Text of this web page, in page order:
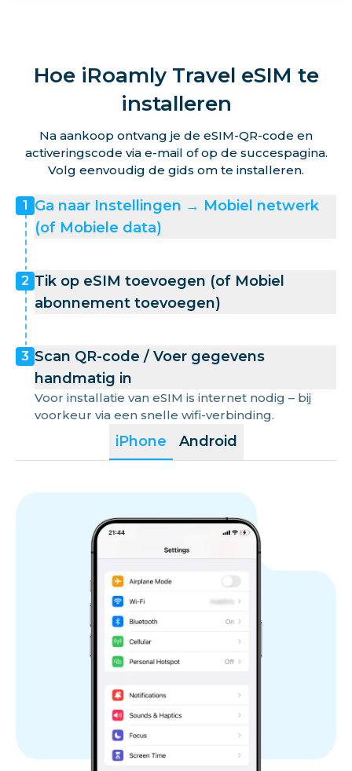
Hoe iRoamly Travel eSIM te
installeren
Na aankoop ontvang je de eSIM-QR-code en
activeringscode via e-mail of op de succespagina.
Volg eenvoudig de gids om te installeren.
iPhone Android
1 Ga naar Instellingen → Mobiel netwerk
(of Mobiele data)
2 Tik op eSIM toevoegen (of Mobiel
abonnement toevoegen)
3 Scan QR-code / Voer gegevens
handmatig in
Voor installatie van eSIM is internet nodig – bij
voorkeur via een snelle wifi-verbinding.